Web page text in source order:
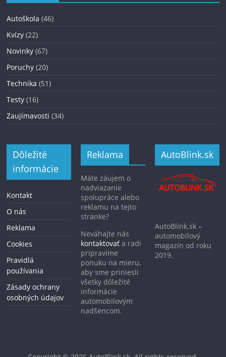
Autoškola (46)
Kvízy (22)
Novinky (67)
Poruchy (20)
Technika (51)
Testy (16)
Zaujímavosti (34)
Dôležité
informácie
Kontakt
O nás
Reklama
Cookies
Pravidlá
používania
Zásady ochrany
osobných údajov
Reklama
Máte záujem o
nadviazanie
spolupráce alebo
reklamu na tejto
stránke?
Neváhajte nás
kontaktovať a radi
pripravíme
ponuku na mieru,
aby sme priniesli
všetky dôležité
informácie
automobilovým
nadšencom.
AutoBlink.sk
AutoBlink.sk –
automobilový
magazín od roku
2019.